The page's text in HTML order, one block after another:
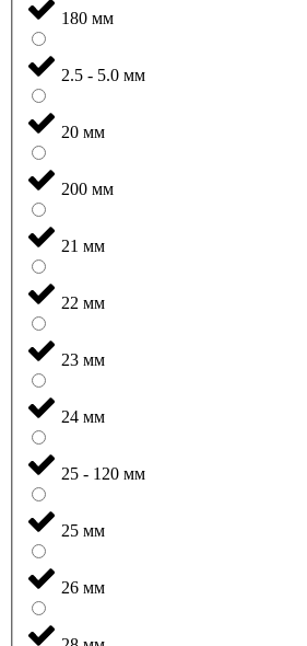
180 мм
2.5 - 5.0 мм
20 мм
200 мм
21 мм
22 мм
23 мм
24 мм
25 - 120 мм
25 мм
26 мм